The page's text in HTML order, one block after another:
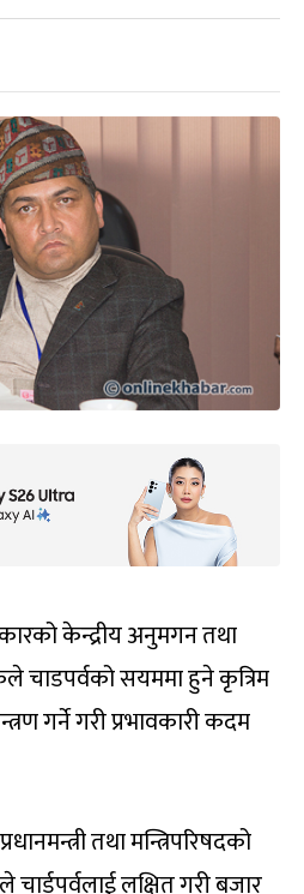
केन्द्रीय अनुमगन तथा
चाडपर्वको सयममा हुने कृत्रिम
गर्ने गरी प्रभावकारी कदम
तथा मन्त्रिपरिषदको